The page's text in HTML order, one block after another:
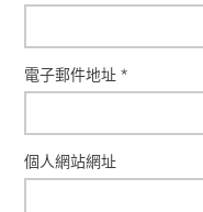
電子郵件地址*
個人網站網址